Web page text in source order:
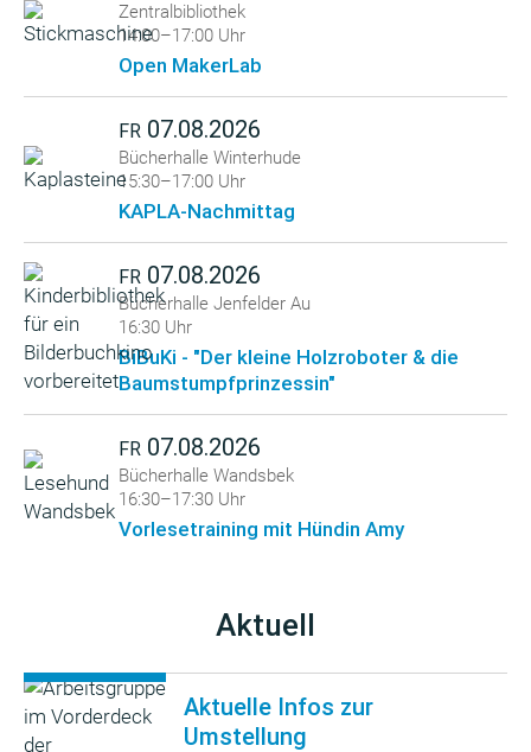
Zentralbibliothek
14:00–17:00 Uhr
Open MakerLab
FR 07.08.2026
Bücherhalle Winterhude
15:30–17:00 Uhr
KAPLA-Nachmittag
FR 07.08.2026
Bücherhalle Jenfelder Au
16:30 Uhr
BiBuKi - "Der kleine Holzroboter & die
Baumstumpfprinzessin"
FR 07.08.2026
Bücherhalle Wandsbek
16:30–17:30 Uhr
Vorlesetraining mit Hündin Amy
Aktuell
Aktuelle Infos zur
Umstellung